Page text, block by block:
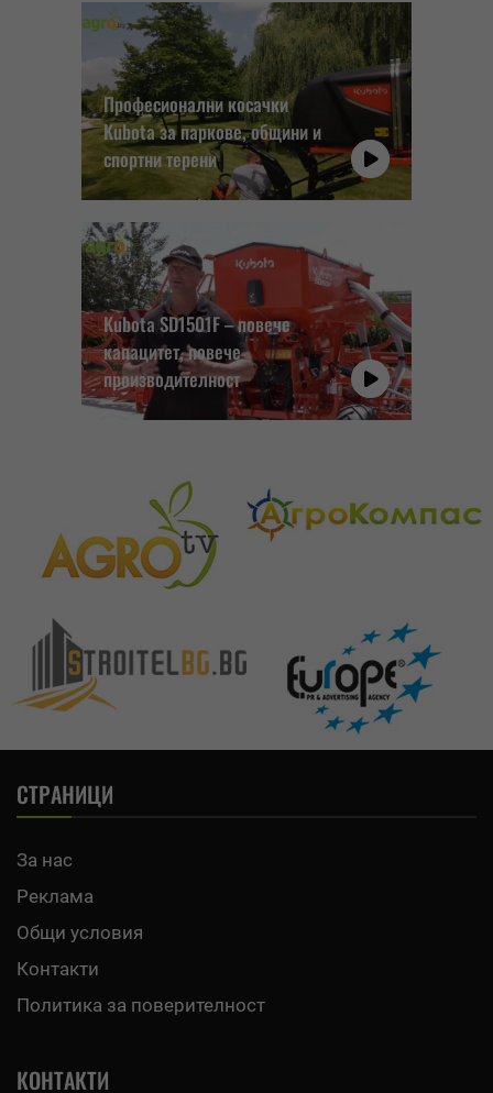
Професионални косачки
Kubota за паркове, общини и
спортни терени
Kubota SD1501F – повече
капацитет, повече
производителност
СТРАНИЦИ
За нас
Реклама
Общи условия
Контакти
Политика за поверителност
КОНТАКТИ